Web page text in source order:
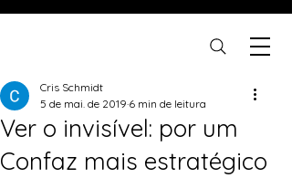
Ver o invisível: por um
Confaz mais estratégico
Cris Schmidt
5 de mai. de 2019 6 min de leitura